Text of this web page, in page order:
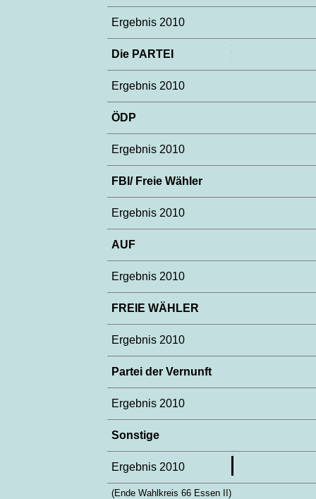
Ergebnis 2010
Die PARTEI
Ergebnis 2010
ÖDP
Ergebnis 2010
FBI/ Freie Wähler
Ergebnis 2010
AUF
Ergebnis 2010
FREIE WÄHLER
Ergebnis 2010
Partei der Vernunft
Ergebnis 2010
Sonstige
Ergebnis 2010
(Ende Wahlkreis 66 Essen II)